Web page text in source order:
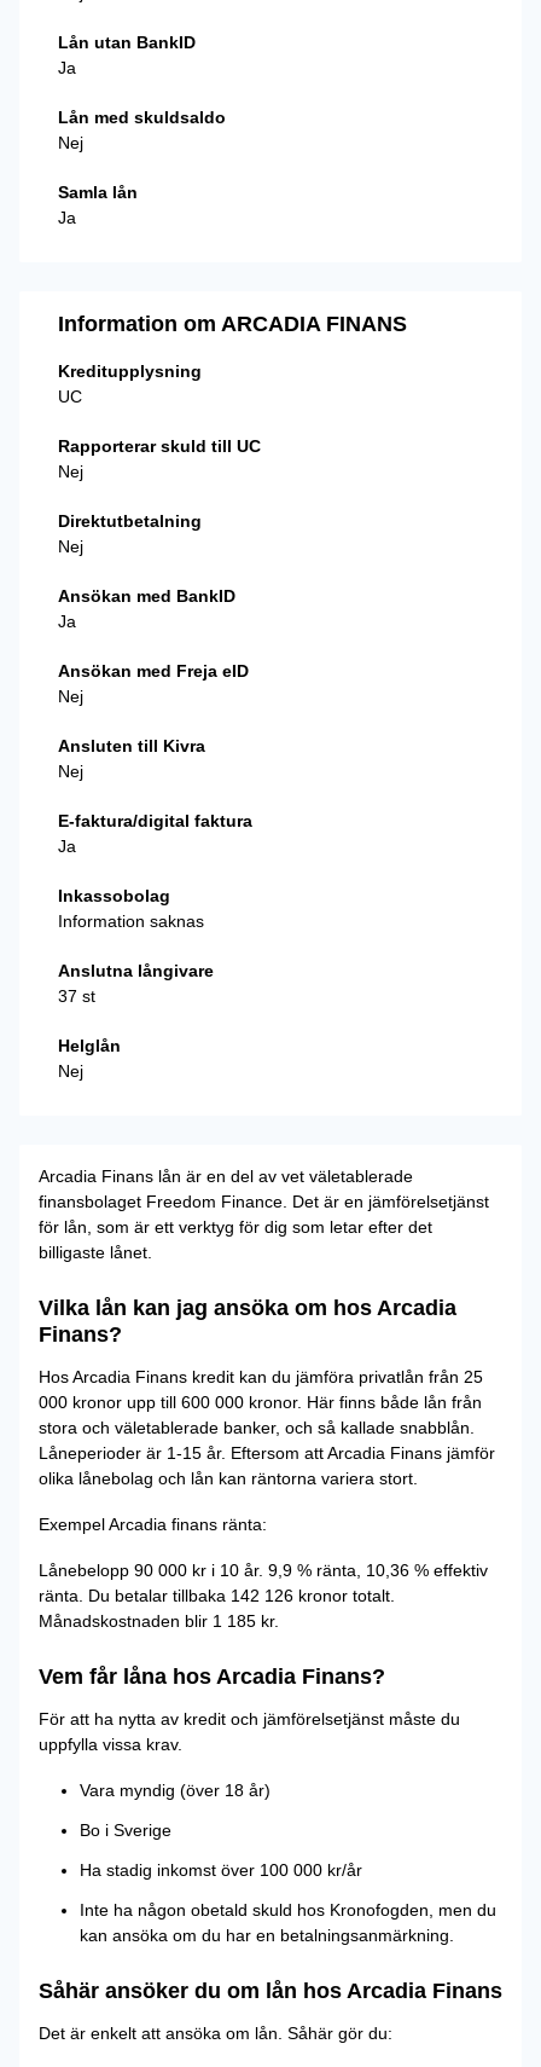
Lån utan BankID
Ja
Lån med skuldsaldo
Nej
Samla lån
Ja
Information om ARCADIA FINANS
Kreditupplysning
UC
Rapporterar skuld till UC
Nej
Direktutbetalning
Nej
Ansökan med BankID
Ja
Ansökan med Freja eID
Nej
Ansluten till Kivra
Nej
E-faktura/digital faktura
Ja
Inkassobolag
Information saknas
Anslutna långivare
37 st
Helglån
Nej
Arcadia Finans lån är en del av vet väletablerade
finansbolaget Freedom Finance. Det är en jämförelsetjänst
för lån, som är ett verktyg för dig som letar efter det
billigaste lånet.
Vilka lån kan jag ansöka om hos Arcadia
Finans?
Hos Arcadia Finans kredit kan du jämföra privatlån från 25
000 kronor upp till 600 000 kronor. Här finns både lån från
stora och väletablerade banker, och så kallade snabblån.
Låneperioder är 1-15 år. Eftersom att Arcadia Finans jämför
olika lånebolag och lån kan räntorna variera stort.
Exempel Arcadia finans ränta:
Lånebelopp 90 000 kr i 10 år. 9,9 % ränta, 10,36 % effektiv
ränta. Du betalar tillbaka 142 126 kronor totalt.
Månadskostnaden blir 1 185 kr.
Vem får låna hos Arcadia Finans?
För att ha nytta av kredit och jämförelsetjänst måste du
uppfylla vissa krav.
Vara myndig (över 18 år)
Bo i Sverige
Ha stadig inkomst över 100 000 kr/år
Inte ha någon obetald skuld hos Kronofogden, men du
kan ansöka om du har en betalningsanmärkning.
Såhär ansöker du om lån hos Arcadia Finans
Det är enkelt att ansöka om lån. Såhär gör du: